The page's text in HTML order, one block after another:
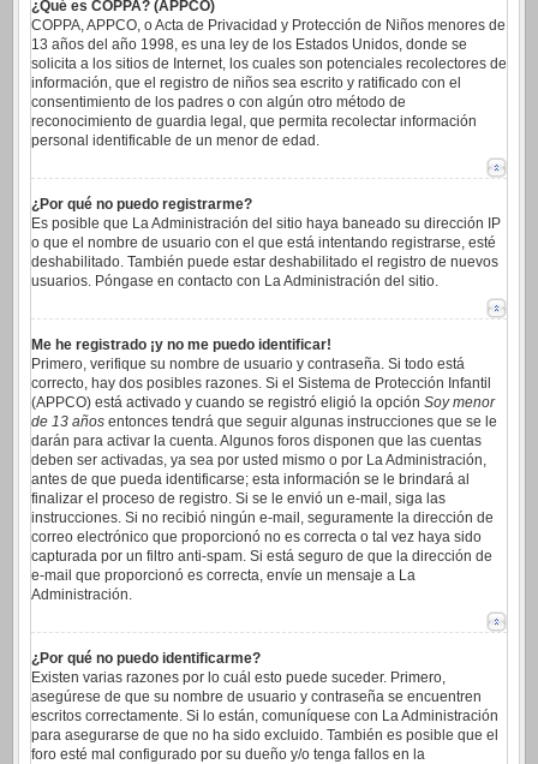
¿Qué es COPPA? (APPCO)
COPPA, APPCO, o Acta de Privacidad y Protección de Niños menores de
13 años del año 1998, es una ley de los Estados Unidos, donde se
solicita a los sitios de Internet, los cuales son potenciales recolectores de
información, que el registro de niños sea escrito y ratificado con el
consentimiento de los padres o con algún otro método de
reconocimiento de guardia legal, que permita recolectar información
personal identificable de un menor de edad.
¿Por qué no puedo registrarme?
Es posible que La Administración del sitio haya baneado su dirección IP
o que el nombre de usuario con el que está intentando registrarse, esté
deshabilitado. También puede estar deshabilitado el registro de nuevos
usuarios. Póngase en contacto con La Administración del sitio.
Me he registrado ¡y no me puedo identificar!
Primero, verifique su nombre de usuario y contraseña. Si todo está
correcto, hay dos posibles razones. Si el Sistema de Protección Infantil
(APPCO) está activado y cuando se registró eligió la opción Soy menor
de 13 años entonces tendrá que seguir algunas instrucciones que se le
darán para activar la cuenta. Algunos foros disponen que las cuentas
deben ser activadas, ya sea por usted mismo o por La Administración,
antes de que pueda identificarse; esta información se le brindará al
finalizar el proceso de registro. Si se le envió un e-mail, siga las
instrucciones. Si no recibió ningún e-mail, seguramente la dirección de
correo electrónico que proporcionó no es correcta o tal vez haya sido
capturada por un filtro anti-spam. Si está seguro de que la dirección de
e-mail que proporcionó es correcta, envíe un mensaje a La
Administración.
¿Por qué no puedo identificarme?
Existen varias razones por lo cuál esto puede suceder. Primero,
asegúrese de que su nombre de usuario y contraseña se encuentren
escritos correctamente. Si lo están, comuníquese con La Administración
para asegurarse de que no ha sido excluido. También es posible que el
foro esté mal configurado por su dueño y/o tenga fallos en la